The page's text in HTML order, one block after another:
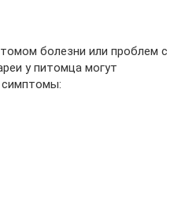
болезни или проблем с
у питомца могут